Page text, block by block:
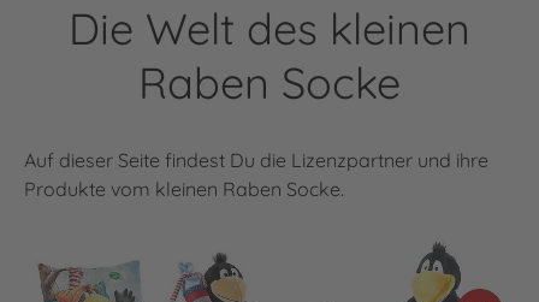
Die Welt des kleinen
Raben Socke
Auf dieser Seite findest Du die Lizenzpartner und ihre
Produkte vom kleinen Raben Socke.